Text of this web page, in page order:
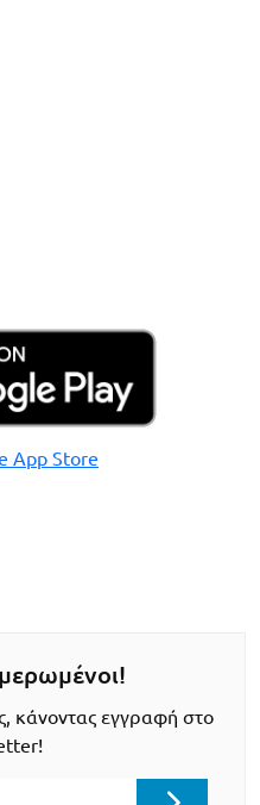
κάνοντας εγγραφή στο